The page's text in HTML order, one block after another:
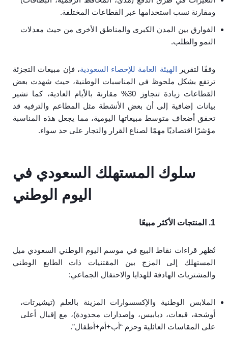
ومقارنة نسب استخدامها عبر القطاعات المختلفة.
الفوارق بين المدن الكبرى والمناطق الأخرى من حيث معدلات
النمو والطلب.
وفقًا لتقرير الهيئة العامة للإحصاء السعودية، فإن مبيعات التجزئة
ترتفع بشكل ملحوظ في المناسبات الوطنية، حيث شهدت بعض
القطاعات زيادة تتجاوز 30% مقارنة بالأيام العادية، كما تشير
بيانات إضافية إلى أن بعض الأنشطة مثل المطاعم والترفيه قد
تحقق أضعاف متوسط مبيعاتها اليومية، مما يجعل هذه المناسبة
مؤشرًا اقتصاديًا مهمًا لصناع القرار والتجار على حد سواء.
سلوك المستهلك السعودي في
اليوم الوطني
1. المنتجات الأكثر مبيعًا
تُظهر قراءات نقاط البيع في موسم اليوم الوطني السعودي ميل
المستهلك إلى المزج بين المقتنيات ذات الطابع الوطني
والمشتريات الهادفة للهدايا والاحتفال الجماعي:
الملابس الوطنية والإكسسوارات المزينة بالعلم (تيشيرتات،
أوشحة، قبعات، دبابيس، وإصدارات محدودة)، مع إقبال أعلى
على المقاسات العائلية وحزم “أب+أم+أطفال”.